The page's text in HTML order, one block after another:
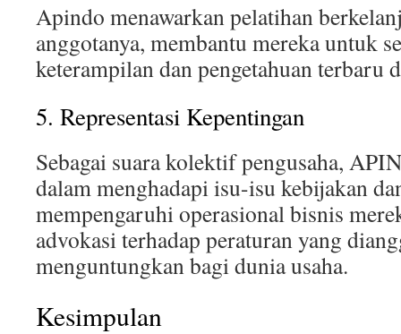
Apindo menawarkan pelatihan
anggotanya, membantu mereka untuk
keterampilan dan pengetahuan terbaru
5. Representasi Kepentingan
Sebagai suara kolektif pengusaha,
dalam menghadapi isu-isu kebijakan
mempengaruhi operasional bisnis
advokasi terhadap peraturan yang
menguntungkan bagi dunia usaha.
Kesimpulan